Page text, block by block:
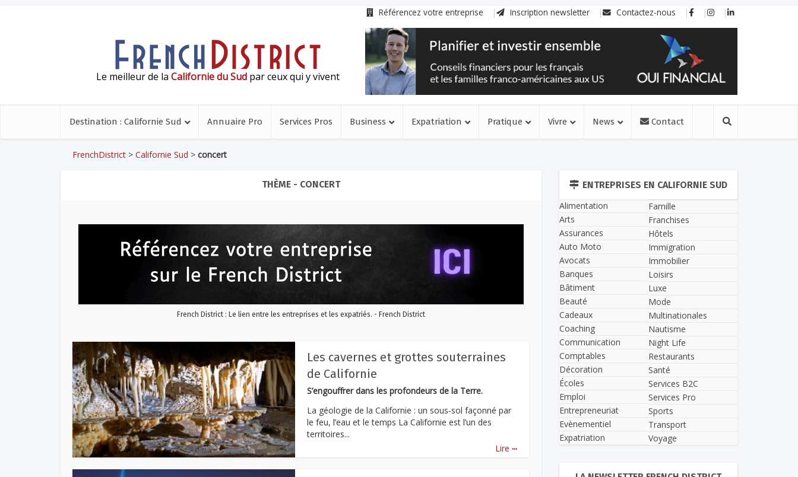
Référencez votre entreprise Inscription newsletter Contactez-nous
Le meilleur de la Californie du Sud par ceux qui y vivent
Destination : Californie Sud Annuaire Pro Services Pros Business Expatriation Pratique Vivre News Contact
FrenchDistrict > Californie Sud > concert
THÈME - CONCERT
French District : Le lien entre les entreprises et les expatriés. - French District
Les cavernes et grottes souterraines
de Californie
S’engouffrer dans les profondeurs de la Terre.
La géologie de la Californie : un sous‑sol façonné par
le feu, l’eau et le temps La Californie est l’un des
territoires...
Lire ...
ENTREPRISES EN CALIFORNIE SUD
Alimentation
Arts
Assurances
Auto Moto
Avocats
Banques
Bâtiment
Beauté
Cadeaux
Coaching
Communication
Comptables
Décoration
Écoles
Emploi
Entrepreneuriat
Evènementiel
Expatriation
Famille
Franchises
Hôtels
Immigration
Immobilier
Loisirs
Luxe
Mode
Multinationales
Nautisme
Night Life
Restaurants
Santé
Services B2C
Services Pro
Sports
Transport
Voyage